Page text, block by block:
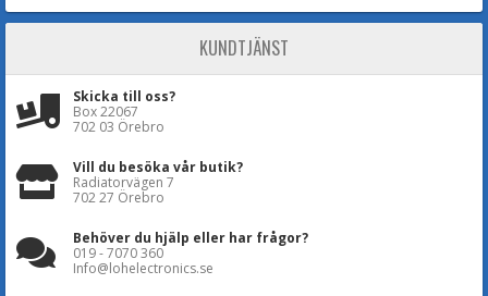
KUNDTJÄNST
Skicka till oss?
Box 22067
702 03 Örebro
Vill du besöka vår butik?
Radiatorvägen 7
702 27 Örebro
Behöver du hjälp eller har frågor?
019 - 7070 360
Info@lohelectronics.se